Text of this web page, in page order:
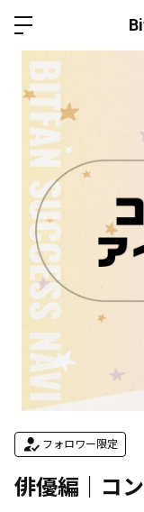
フォロワー限定
俳優編｜コ